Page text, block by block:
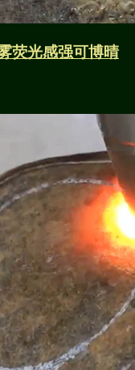
荧光感强可博晴